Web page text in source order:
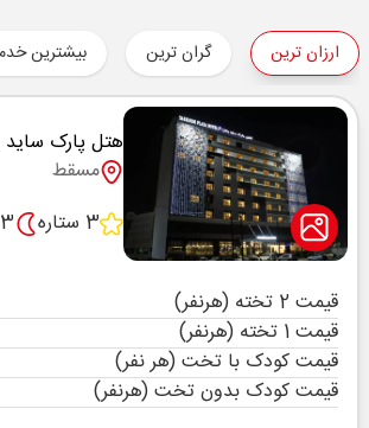
ارزان ترین گران ترین بیشترین
هتل پارک ساید
مسقط
3 ستاره
3 شب
قیمت 2 تخته (هرنفر)
قیمت 1 تخته (هرنفر)
قیمت کودک با تخت (هر نفر)
قیمت کودک بدون تخت (هرنفر)